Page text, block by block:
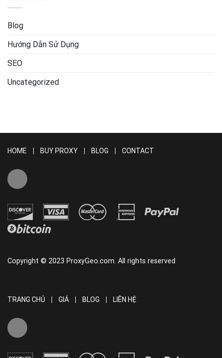
Blog
Hướng Dẫn Sử Dụng
SEO
Uncategorized
HOME BUY PROXY BLOG CONTACT
Copyright © 2023 ProxyGeo.com. All rights reserved
TRANG CHỦ GIÁ BLOG LIÊN HỆ